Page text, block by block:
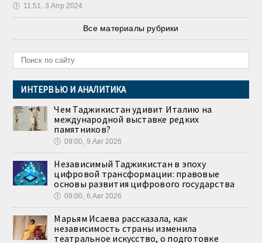
🕔 11:51, 3.Апр 2024
Все материалы рубрики
ИНТЕРВЬЮ И АНАЛИТИКА
Чем Таджикистан удивит Италию на
международной выставке редких
памятников?
🕔 09:00, 9.Авг 2026
Независимый Таджикистан в эпоху
цифровой трансформации: правовые
основы развития цифрового государства
🕔 09:00, 6.Авг 2026
Марьям Исаева рассказала, как
независимость страны изменила
театральное искусство, о подготовке